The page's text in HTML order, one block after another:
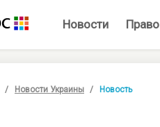
Новости Право
Новости Украины Новость